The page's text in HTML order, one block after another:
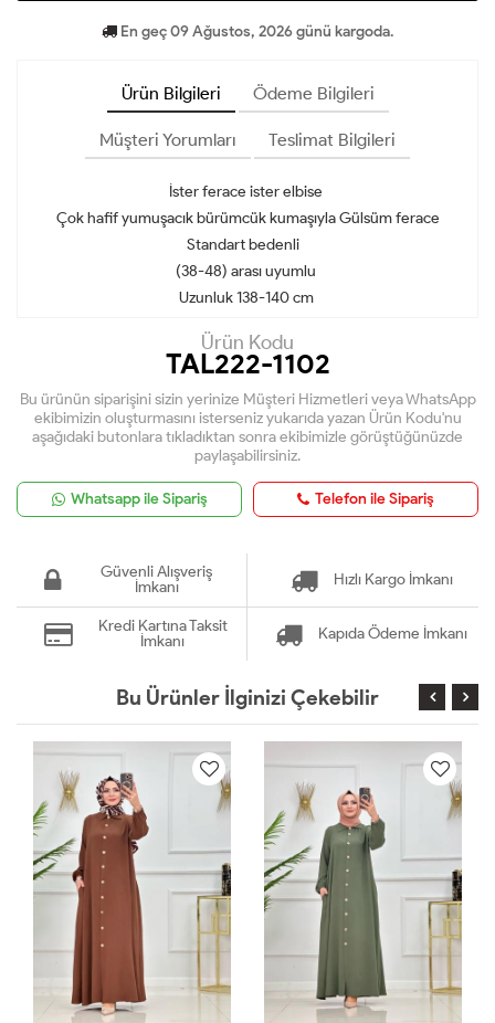
En geç 09 Ağustos, 2026 günü kargoda.
Ürün Bilgileri Ödeme Bilgileri
Müşteri Yorumları Teslimat Bilgileri
İster ferace ister elbise
Çok hafif yumuşacık bürümcük kumaşıyla Gülsüm ferace
Standart bedenli
(38-48) arası uyumlu
Uzunluk 138-140 cm
Ürün Kodu
TAL222-1102
Bu ürünün siparişini sizin yerinize Müşteri Hizmetleri veya WhatsApp
ekibimizin oluşturmasını isterseniz yukarıda yazan Ürün Kodu'nu
aşağıdaki butonlara tıkladıktan sonra ekibimizle görüştüğünüzde
paylaşabilirsiniz.
Whatsapp ile Sipariş Telefon ile Sipariş
Güvenli Alışveriş
İmkanı
Hızlı Kargo İmkanı
Kredi Kartına Taksit
İmkanı
Kapıda Ödeme İmkanı
Bu Ürünler İlginizi Çekebilir